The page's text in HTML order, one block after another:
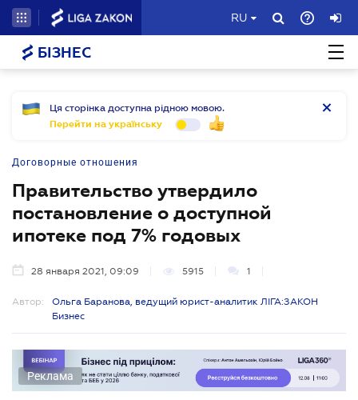
RU
БІЗНЕС
Ця сторінка доступна рідною мовою.
Перейти на українську
Договорные отношения
Правительство утвердило
постановление о доступной
ипотеке под 7% годовых
28 января 2021, 09:09 5915 1
Автор:
Ольга Баранова, ведущий юрист-аналитик ЛІГА:ЗАКОН
Бизнес
Реклама